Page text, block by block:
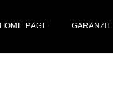
HOME PAGE GARANZIE